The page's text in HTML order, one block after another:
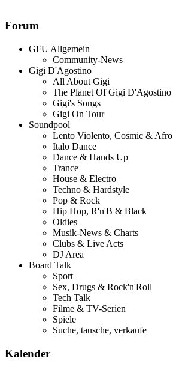
Forum
GFU Allgemein
Community-News
Gigi D'Agostino
All About Gigi
The Planet Of Gigi D'Agostino
Gigi's Songs
Gigi On Tour
Soundpool
Lento Violento, Cosmic & Afro
Italo Dance
Dance & Hands Up
Trance
House & Electro
Techno & Hardstyle
Pop & Rock
Hip Hop, R'n'B & Black
Oldies
Musik-News & Charts
Clubs & Live Acts
DJ Area
Board Talk
Sport
Sex, Drugs & Rock'n'Roll
Tech Talk
Filme & TV-Serien
Spiele
Suche, tausche, verkaufe
Kalender